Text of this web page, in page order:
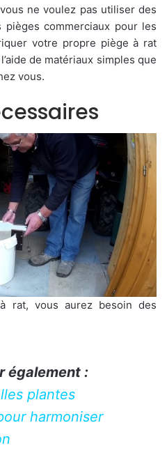
ne voulez pas utiliser des
commerciaux pour les
votre propre piège à rat
de matériaux simples que
vous.
rat, vous aurez besoin des
également :
plantes
harmoniser